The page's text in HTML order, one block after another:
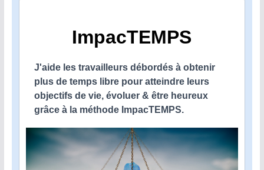
ImpacTEMPS
J'aide les travailleurs débordés à obtenir
plus de temps libre pour atteindre leurs
objectifs de vie, évoluer & être heureux
grâce à la méthode ImpacTEMPS.